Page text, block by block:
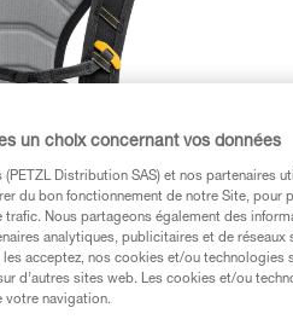
un choix concernant vos données
(PETZL Distribution SAS) et nos partenaires
du bon fonctionnement de notre Site, pour
trafic. Nous partageons également des
analytiques, publicitaires et de
les acceptez, nos cookies et/ou technologies
d’autres sites web. Les cookies et/ou
votre navigation.